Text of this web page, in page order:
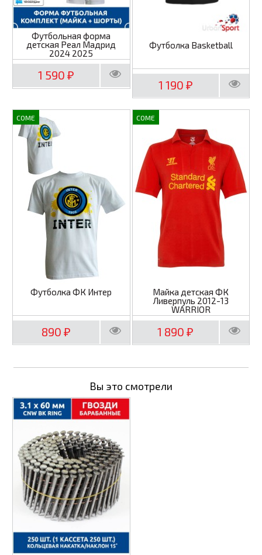
Футбольная форма
детская Реал Мадрид
2024 2025
1 590 ₽
Футболка Basketball
1 190 ₽
COME
Футболка ФК Интер
890 ₽
COME
Майка детская ФК
Ливерпуль 2012-13
WARRIOR
1 890₽
Вы это смотрели